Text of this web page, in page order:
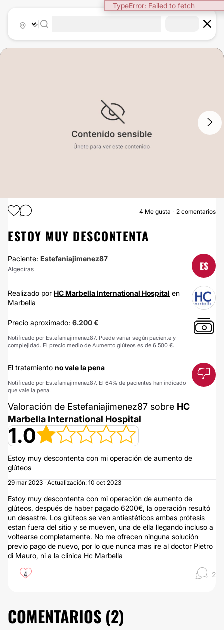
TypeError: Failed to fetch
AUMENTO GLÚTEOS
4 Me gusta 2 comentarios
ESTOY MUY DESCONTENTA
Paciente: Estefaniajimenez87
Algeciras ES
Realizado por HC Marbella International Hospital en
Marbella
Precio aproximado: 6.200 €
Notificado por Estefaniajimenez87. Puede variar según paciente y
complejidad. El precio medio de Aumento glúteos es de 6.500 €.
El tratamiento no vale la pena
Notificado por Estefaniajimenez87. El 64% de pacientes han indicado
que vale la pena.
Valoración de Estefaniajimenez87 sobre HC
Marbella International Hospital
1.0
Estoy muy descontenta con mi operación de aumento de
glúteos
29 mar 2023 · Actualización: 10 oct 2023
Estoy muy descontenta con mi operación de aumento de
glúteos, después de haber pagado 6200€, la operación resultó
un desastre. Los glúteos se ven antiestéticos ambas prótesis
estan fuera del sitio y se mueven, una de ella llegando incluso a
voltearse completamente. No me ofrecen ninguna solución
previo pago de nuevo, por lo que nunca mas ire al doctor Pietro
di Mauro, ni a la clinica Hc Marbella
4 2
COMENTARIOS (2)